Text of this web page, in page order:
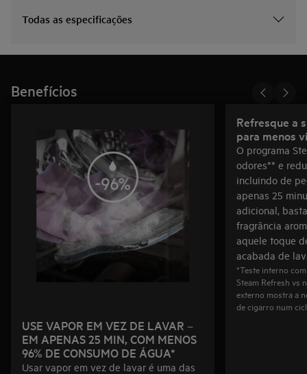
Todas as especificações
Benefícios
USE VAPOR EM VEZ DE LAVAR –
EM APENAS 25 MIN, COM MENOS
96% DE CONSUMO DE ÁGUA*
Usar vapor em vez de lavar é uma das
Refresque a
para menos
O programa
odores** e
incluindo de
apenas 25
adicional,
fragrância
aquele toque
acabada de
*Teste interno
Steam Refresh vs
externo mostra a
de cigarro num